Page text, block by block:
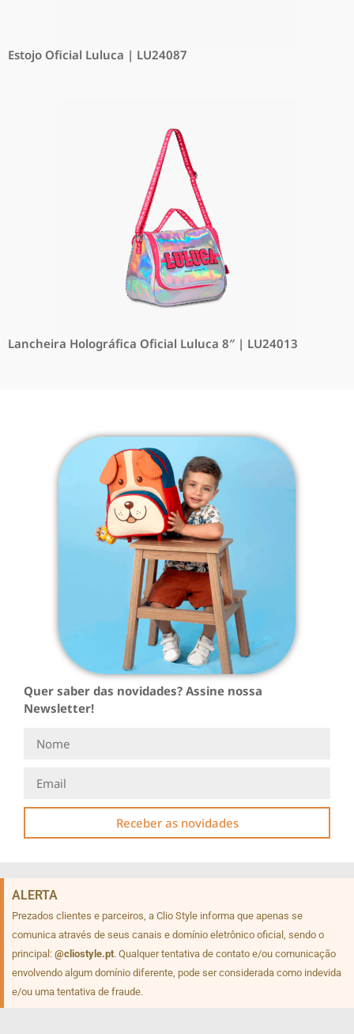
Estojo Oficial Luluca | LU24087
Lancheira Holográfica Oficial Luluca 8″ | LU24013
Quer saber das novidades? Assine nossa
Newsletter!
Receber as novidades
ALERTA
Prezados clientes e parceiros, a Clio Style informa que apenas se
comunica através de seus canais e domínio eletrônico oficial, sendo o
principal: @cliostyle.pt. Qualquer tentativa de contato e/ou comunicação
envolvendo algum domínio diferente, pode ser considerada como indevida
e/ou uma tentativa de fraude.